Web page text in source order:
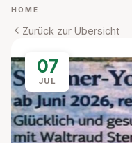
HOME
Zurück zur Übersicht
07
JUL